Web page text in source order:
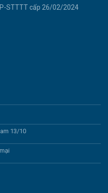
STTTT cấp 26/02/2024
13/10